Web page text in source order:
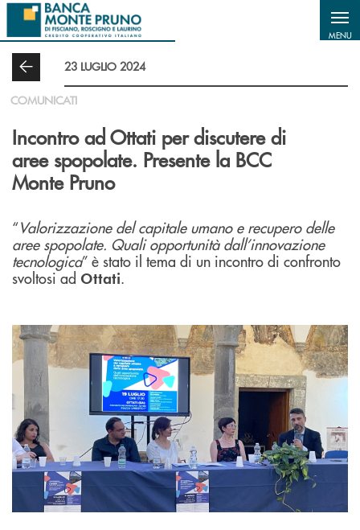
Salta al contenuto principale
MENU
23 LUGLIO 2024
COMUNICATI
Incontro ad Ottati per discutere di
aree spopolate. Presente la BCC
Monte Pruno
“Valorizzazione del capitale umano e recupero delle
aree spopolate. Quali opportunità dall’innovazione
tecnologica” è stato il tema di un incontro di confronto
svoltosi ad Ottati.